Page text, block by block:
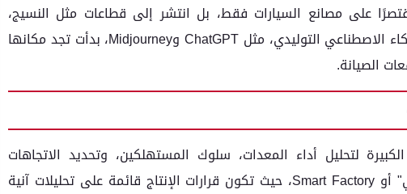
على مصانع السيارات فقط، بل انتشر إلى قطاعات مثل النسيج،
الأغذية، وحتى الصناعات الطبية. تقنيات الذكاء الاصطناعي التوليدي، مثل ChatGPT وMidjourney، بدأت تجد مكانها
الصيانة.
الكبيرة لتحليل أداء المعدات، سلوك المستهلكين، وتحديد الاتجاهات
المستقبلية. هذا ما يعرف بـ"المصنع الذكي" أو Smart Factory، حيث تكون قرارات الإنتاج قائمة على تحليلات آنية